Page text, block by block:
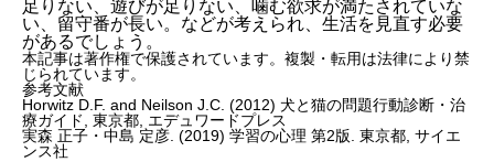
足りない、遊びが足りない、噛む欲求が満たされていな
い、留守番が長い。などが考えられ、生活を見直す必要
があるでしょう。
本記事は著作権で保護されています。複製・転用は法律により禁
じられています。
参考文献
Horwitz D.F. and Neilson J.C. (2012) 犬と猫の問題行動診断・治
療ガイド, 東京都, エデュワードプレス
実森 正子・中島 定彦. (2019) 学習の心理 第2版. 東京都, サイエ
ンス社